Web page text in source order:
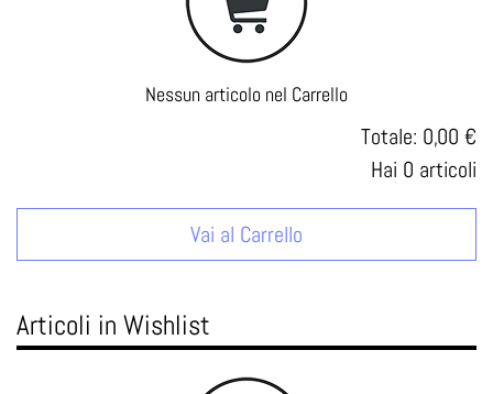
Nessun articolo nel Carrello
Hai 0 articoli
Totale: 0,00 €
Vai al Carrello
Articoli in Wishlist